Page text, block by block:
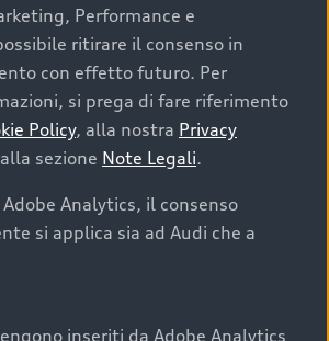
prima di
la tua prossima
da considerare prima di
usata, oltre al prezzo e all'aspetto,
Performance e
ritirare il consenso in
con effetto futuro. Per
si prega di fare riferimento
Policy, alla nostra Privacy
sezione Note Legali.
Analytics, il consenso
si applica sia ad Audi che a
inseriti da Adobe Analytics